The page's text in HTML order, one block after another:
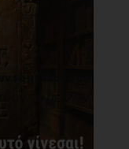
το μέλλον σου.
το μέλλον